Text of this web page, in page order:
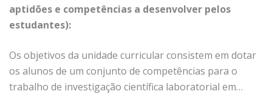
aptidões e competências a desenvolver pelos
estudantes):
Os objetivos da unidade curricular consistem em dotar
os alunos de um conjunto de competências para o
trabalho de investigação científica laboratorial em